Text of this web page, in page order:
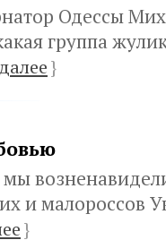
Одессы
группа
}
и малороссов
}